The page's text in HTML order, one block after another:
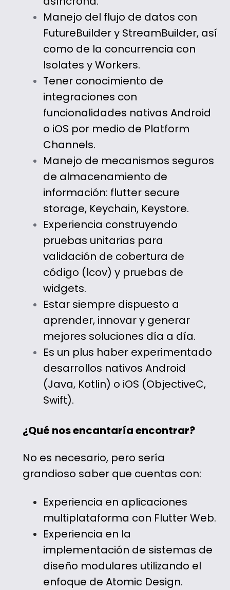
Manejo del flujo de datos con
FutureBuilder y StreamBuilder, así
como de la concurrencia con
Isolates y Workers.
Tener conocimiento de
integraciones con
funcionalidades nativas Android
o iOS por medio de Platform
Channels.
Manejo de mecanismos seguros
de almacenamiento de
información: flutter secure
storage, Keychain, Keystore.
Experiencia construyendo
pruebas unitarias para
validación de cobertura de
código (lcov) y pruebas de
widgets.
Estar siempre dispuesto a
aprender, innovar y generar
mejores soluciones día a día.
Es un plus haber experimentado
desarrollos nativos Android
(Java, Kotlin) o iOS (ObjectiveC,
Swift).
¿Qué nos encantaría encontrar?
No es necesario, pero sería
grandioso saber que cuentas con:
Experiencia en aplicaciones
multiplataforma con Flutter Web.
Experiencia en la
implementación de sistemas de
diseño modulares utilizando el
enfoque de Atomic Design.